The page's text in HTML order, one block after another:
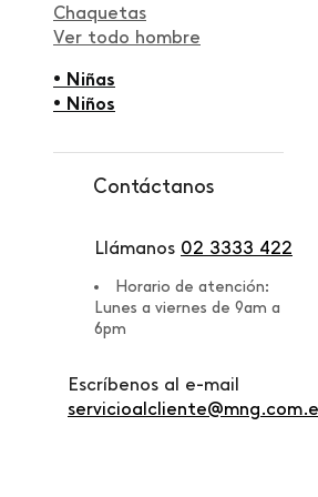
Chaquetas
Ver todo hombre
• Niñas
• Niños
Contáctanos
Llámanos 02 3333 422
Horario de atención:
Lunes a viernes de 9am a
6pm
Escríbenos al e-mail